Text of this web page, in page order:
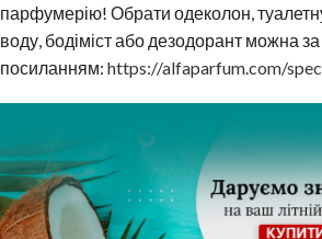
парфумерію! Обрати одеколон,
воду, бодіміст або дезодорант можна за
посиланням: https://alfaparfum.com/